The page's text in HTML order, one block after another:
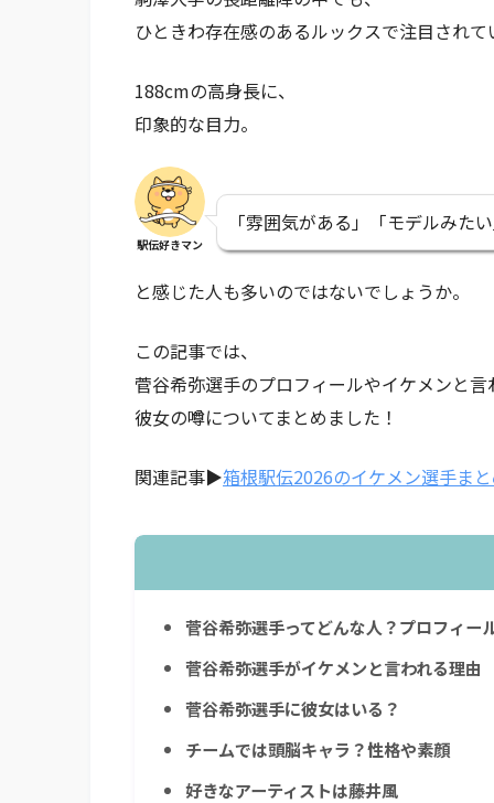
ひときわ存在感のあるルックスで注目されて
188cmの高身長に、
印象的な目力。
駅伝好きマン
「雰囲気がある」「モデルみたい
と感じた人も多いのではないでしょうか。
この記事では、
菅谷希弥選手のプロフィールやイケメンと言
彼女の噂についてまとめました！
関連記事▶箱根駅伝2026のイケメン選手ま
菅谷希弥選手ってどんな人？プロフィー
菅谷希弥選手がイケメンと言われる理由
菅谷希弥選手に彼女はいる？
チームでは頭脳キャラ？性格や素顔
好きなアーティストは藤井風